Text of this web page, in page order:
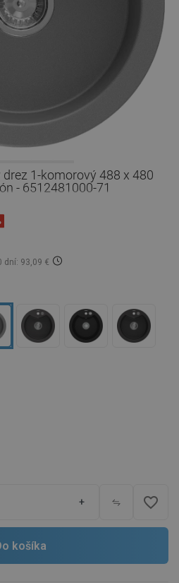
1-komorový 488 x 480
- 6512481000-71
dní: 93,09 €
+ favorite_border
košíka